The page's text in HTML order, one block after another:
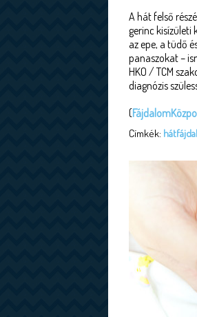
A hát felső
gerinc kisízületi
az epe, a tüdő
panaszokat –
HKO / TCM
diagnózis
(
Címkék: